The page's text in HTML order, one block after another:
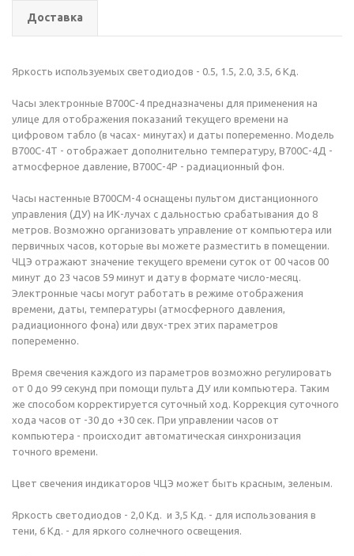
Доставка
Яркость используемых светодиодов - 0.5, 1.5, 2.0, 3.5, 6 Кд.
Часы электронные В700С-4 предназначены для применения на
улице для отображения показаний текущего времени на
цифровом табло (в часах- минутах) и даты попеременно. Модель
В700С-4Т - отображает дополнительно температуру, В700С-4Д -
атмосферное давление, В700С-4Р - радиационный фон.
Часы настенные В700СМ-4 оснащены пультом дистанционного
управления (ДУ) на ИК-лучах с дальностью срабатывания до 8
метров. Возможно организовать управление от компьютера или
первичных часов, которые вы можете разместить в помещении.
ЧЦЭ отражают значение текущего времени суток от 00 часов 00
минут до 23 часов 59 минут и дату в формате число-месяц.
Электронные часы могут работать в режиме отображения
времени, даты, температуры (атмосферного давления,
радиационного фона) или двух-трех этих параметров
попеременно.
Время свечения каждого из параметров возможно регулировать
от 0 до 99 секунд при помощи пульта ДУ или компьютера. Таким
же способом корректируется суточный ход. Коррекция суточного
хода часов от -30 до +30 сек. При управлении часов от
компьютера - происходит автоматическая синхронизация
точного времени.
Цвет свечения индикаторов ЧЦЭ может быть красным, зеленым.
Яркость светодиодов - 2,0 Кд. и 3,5 Кд. - для использования в
тени, 6 Кд. - для яркого солнечного освещения.